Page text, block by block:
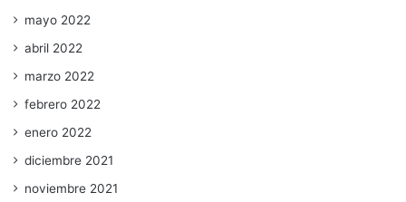
mayo 2022
abril 2022
marzo 2022
febrero 2022
enero 2022
diciembre 2021
noviembre 2021